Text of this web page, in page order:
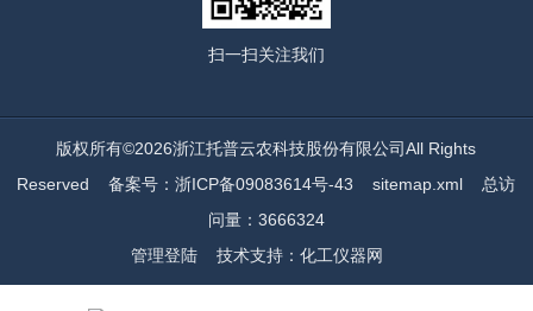
扫一扫关注我们
版权所有©2026浙江托普云农科技股份有限公司All Rights
Reserved备案号：浙ICP备09083614号-43 sitemap.xml 总访
问量：3666324
管理登陆技术支持： 化工仪器网